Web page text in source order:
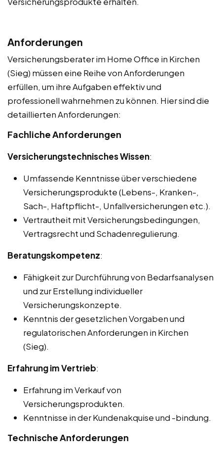
Anforderungen
Versicherungsberater im Home Office in Kirchen
(Sieg) müssen eine Reihe von Anforderungen
erfüllen, um ihre Aufgaben effektiv und
professionell wahrnehmen zu können. Hier sind die
detaillierten Anforderungen:
Fachliche Anforderungen
Versicherungstechnisches Wissen:
Umfassende Kenntnisse über verschiedene
Versicherungsprodukte (Lebens-, Kranken-,
Sach-, Haftpflicht-, Unfallversicherungen etc.).
Vertrautheit mit Versicherungsbedingungen,
Vertragsrecht und Schadenregulierung.
Beratungskompetenz:
Fähigkeit zur Durchführung von Bedarfsanalysen
und zur Erstellung individueller
Versicherungskonzepte.
Kenntnis der gesetzlichen Vorgaben und
regulatorischen Anforderungen in Kirchen
(Sieg).
Erfahrung im Vertrieb:
Erfahrung im Verkauf von
Versicherungsprodukten.
Kenntnisse in der Kundenakquise und -bindung.
Technische Anforderungen